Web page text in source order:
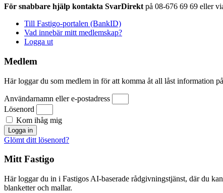
För snabbare hjälp kontakta SvarDirekt på 08-676 69 69 eller
Till Fastigo-portalen (BankID)
Vad innebär mitt medlemskap?
Logga ut
Medlem
Här loggar du som medlem in för att komma åt all låst information
Användarnamn eller e-postadress
Lösenord
Kom ihåg mig
Logga in
Glömt ditt lösenord?
Mitt Fastigo
Här loggar du in i Fastigos AI-baserade rådgivningstjänst, där du
blanketter och mallar.